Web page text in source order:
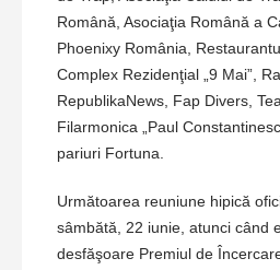
Română, Asociaţia Română a
Phoenixy România,
Complex Rezidenţial „9 Mai”,
RepublikaNews, Fap Divers,
Filarmonica „Paul
pariuri Fortuna.
Următoarea reuniune hipică
sâmbătă, 22 iunie, atunci când
desfăşoare Premiul de